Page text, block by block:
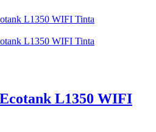
L1350 WIFI